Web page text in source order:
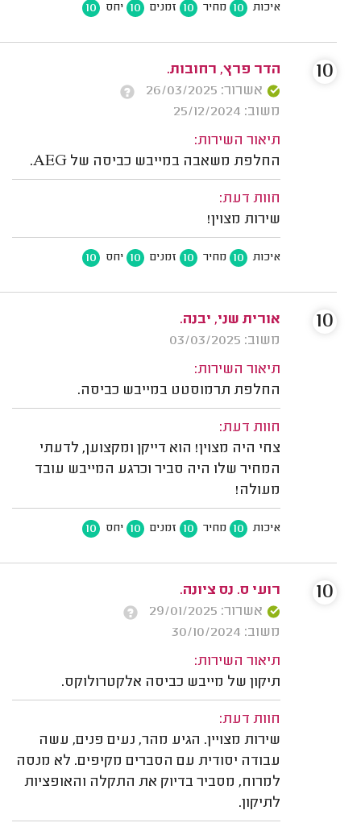
איכות 10 מחיר 10 זמנים 10 יחס 10
הדר פרץ, רחובות.
אשרור: 26/03/2025
משוב: 25/12/2024
תיאור השירות:
החלפת משאבה במייבש כביסה של AEG.
חוות דעת:
שירות מצוין!
איכות 10 מחיר 10 זמנים 10 יחס 10
10
אורית שני, יבנה.
משוב: 03/03/2025
תיאור השירות:
החלפת תרמוסטט במייבש כביסה.
חוות דעת:
צחי היה מצוין! הוא דייקן ומקצוען, לדעתי
המחיר שלו היה סביר וכרגע המייבש עובד
מעולה!
איכות 10 מחיר 10 זמנים 10 יחס 10
10
רועי ס. נס ציונה.
אשרור: 29/01/2025
משוב: 30/10/2024
תיאור השירות:
תיקון של מייבש כביסה אלקטרולוקס.
חוות דעת:
שירות מצויין. הגיע מהר, נעים פנים, עשה
עבודה יסודית עם הסברים מקיפים. לא מנסה
למרוח, מסביר בדיוק את התקלה והאופציות
לתיקון.
10